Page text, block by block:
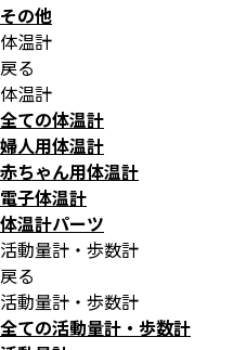
その他
体温計
戻る
体温計
全ての体温計
婦人用体温計
赤ちゃん用体温計
電子体温計
体温計パーツ
活動量計・歩数計
戻る
活動量計・歩数計
全ての活動量計・歩数計